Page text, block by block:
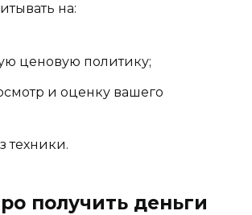
на:
ценовую политику;
и оценку вашего
техники.
получить деньги